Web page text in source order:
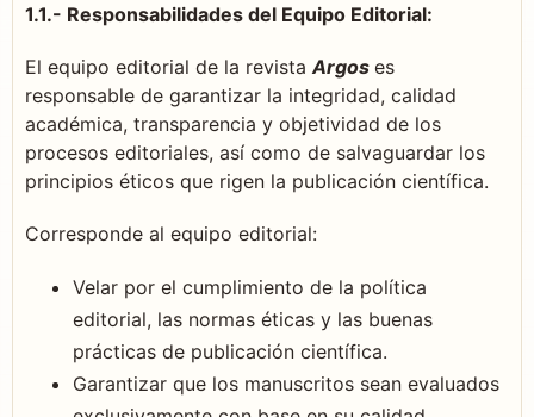
1.1.- Responsabilidades del Equipo Editorial:
El equipo editorial de la revista Argos es
responsable de garantizar la integridad, calidad
académica, transparencia y objetividad de los
procesos editoriales, así como de salvaguardar los
principios éticos que rigen la publicación científica.
Corresponde al equipo editorial:
Velar por el cumplimiento de la política
editorial, las normas éticas y las buenas
prácticas de publicación científica.
Garantizar que los manuscritos sean evaluados